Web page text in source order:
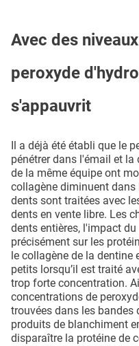
Avec des
peroxyde
s'appauvrit
Il a déjà été établi que le
pénétrer dans l'émail et la
de la même équipe ont
collagène diminuent dans
dents sont traitées avec
dents en vente libre. Les
dents entières, l'impact
précisément sur les
le collagène de la
petits lorsqu’il est traité
trop forte concentration.
concentrations de
trouvées dans les
produits de blanchiment
disparaître la protéine de